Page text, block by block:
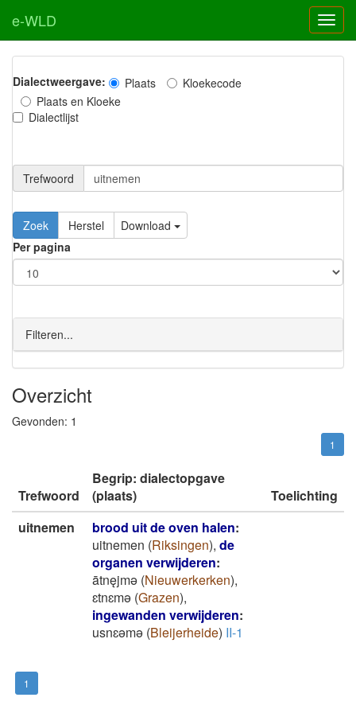
e-WLD
Dialectweergave: Plaats
Kloekecode
Plaats en Kloeke
Dialectlijst
Trefwoord
Download
Per pagina
Filteren...
Overzicht
Gevonden: 1
1
Trefwoord
Begrip: dialectopgave
(plaats)
Toelichting
uitnemen
brood uit de oven halen:
uitnemen (Riksingen), de
organen verwijderen:
ātnęjmǝ (Nieuwerkerken),
ɛtnɛmǝ (Grazen),
ingewanden verwijderen:
usnɛǝmǝ (Bleijerheide) II-1
1